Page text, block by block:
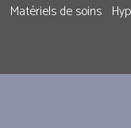
Matériels de soins